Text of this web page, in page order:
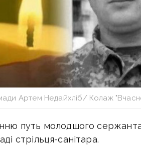
Артем Недайхліб/ Колаж
путь молодшого
стрільця-санітара.